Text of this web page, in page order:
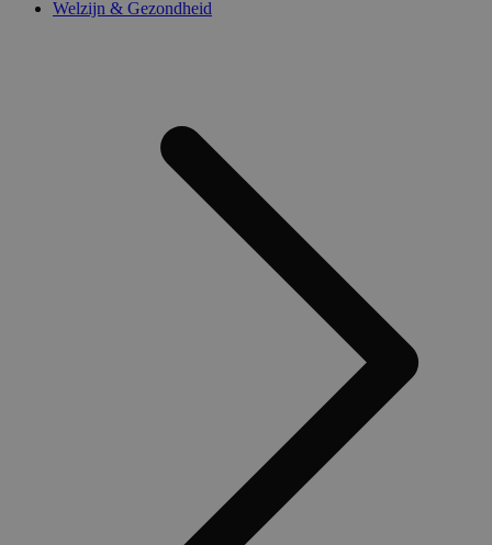
Welzijn & Gezondheid